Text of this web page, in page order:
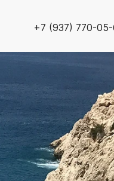
+7 (937) 770-